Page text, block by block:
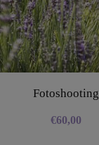
Fotoshooting
€60,00